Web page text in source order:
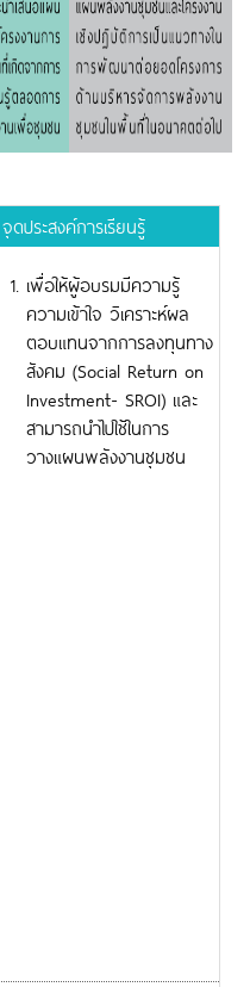
จุดประสงค์การเรียนรู้
เพื่อให้ผู้อบรมมีความรู้
ความเข้าใจ วิเคราะห์ผล
ตอบแทนจากการลงทุนทาง
สังคม (Social Return on
Investment- SROI) และ
สามารถนำไปใช้ในการ
วางแผนพลังงานชุมชน